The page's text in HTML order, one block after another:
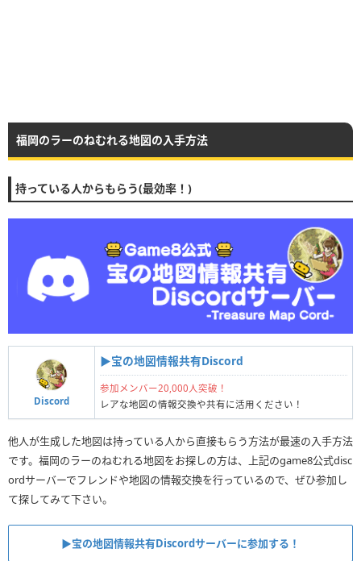
福岡のラーのねむれる地図の入手方法
持っている人からもらう(最効率！)
Discord
▶︎宝の地図情報共有Discord
参加メンバー20,000人突破！
レアな地図の情報交換や共有に活用ください！
他人が生成した地図は持っている人から直接もらう方法が最速の入手方法
です。福岡のラーのねむれる地図をお探しの方は、上記のgame8公式disc
ordサーバーでフレンドや地図の情報交換を行っているので、ぜひ参加し
て探してみて下さい。
▶︎宝の地図情報共有Discordサーバーに参加する！